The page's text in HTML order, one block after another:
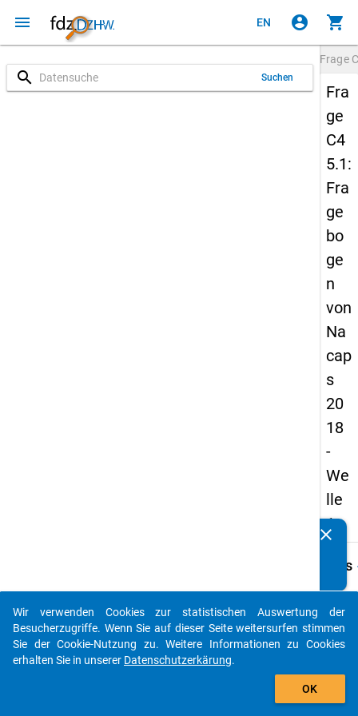
menu EN account_circle shopping_cart
search Suchen
Frage
Fra
ge
C4
5.1:
Fra
ge
bo
ge
n
von
Na
cap
s
20
18
-
We
lle
1
Details
C45.1
In
clear
auto_stories
add_shopping_cart
Wir verwenden Cookies zur statistischen Auswertung der
Besucherzugriffe. Wenn Sie auf dieser Seite weitersurfen stimmen
Sie der Cookie-Nutzung zu. Weitere Informationen zu Cookies
erhalten Sie in unserer Datenschutzerkärung.
OK